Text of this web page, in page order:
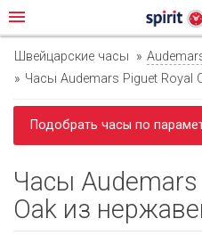
menu
Швейцарские часы
Часы Audemars Piguet Royal
Подобрать часы по
Часы Audemars
Oak из